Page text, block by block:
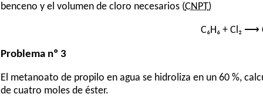
benceno y el volumen de cloro necesarios (CNPT)
C₆H₆ + Cl₂ ⟶
Problema nº 3
El metanoato de propilo en agua se hidroliza en un 60 %,
de cuatro moles de éster.